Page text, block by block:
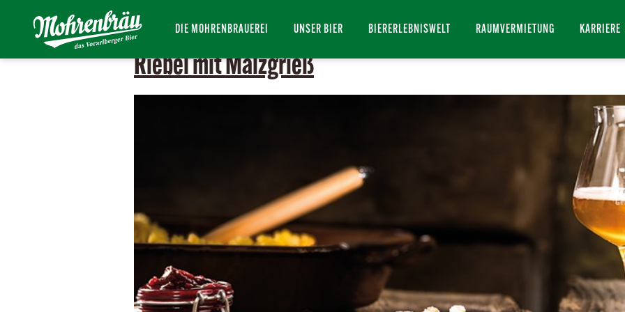
DIE MOHRENBRAUEREI UNSER BIER BIERERLEBNISWELT RAUMVERMIETUNG KARRIERE
Kategorie:Desserts
Riebel mit Malzgrieß